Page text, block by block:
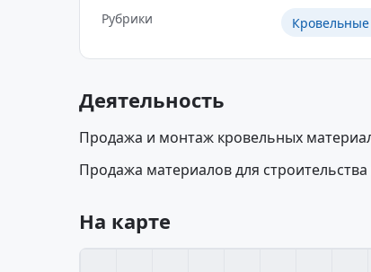
Рубрики
Деятельность
Продажа и монтаж кровельных
Продажа материалов для
На карте